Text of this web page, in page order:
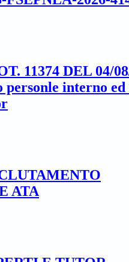
11374 DEL 04/
personle interno ed
ATA